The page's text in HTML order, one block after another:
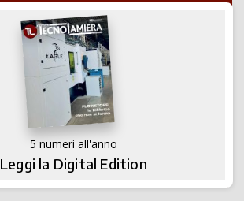
5 numeri all'anno
Leggi la Digital Edition